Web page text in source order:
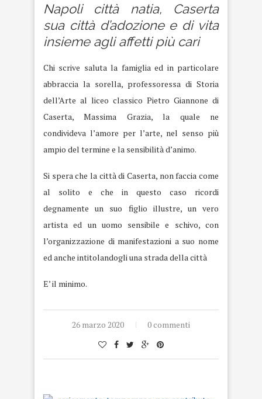
Napoli città natia, Caserta
sua città d’adozione e di vita
insieme agli affetti più cari
Chi scrive saluta la famiglia ed in particolare
abbraccia la sorella, professoressa di Storia
dell’Arte al liceo classico Pietro Giannone di
Caserta, Massima Grazia, la quale ne
condivideva l’amore per l’arte, nel senso più
ampio del termine e la sensibilità d’animo.
Si spera che la città di Caserta, non faccia come
al solito e che in questo caso ricordi
degnamente un suo figlio illustre, un vero
artista ed un uomo sensibile e schivo, con
l’organizzazione di manifestazioni a suo nome
ed anche intitolandogli una strada della città
E’ il minimo.
26 marzo 2020 0 commenti